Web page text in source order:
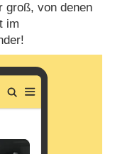
groß, von denen
im